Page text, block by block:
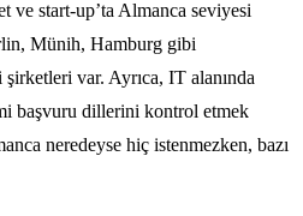
ve start-up’ta Almanca seviyesi
Münih, Hamburg gibi
var. Ayrıca, IT alanında
başvuru dillerini kontrol etmek
neredeyse hiç istenmezken, bazı